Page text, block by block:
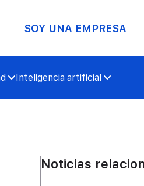
SOY UNA EMPRESA
Inteligencia artificial
Noticias